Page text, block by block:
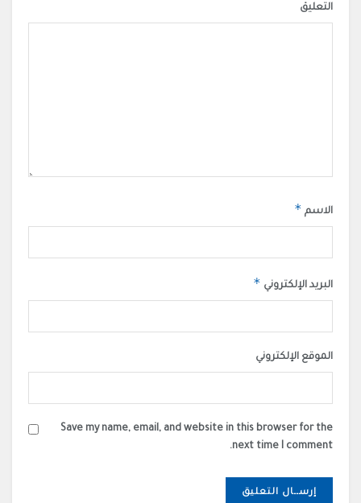
التعليق
الاسم *
البريد الإلكتروني *
الموقع الإلكتروني
Save my name, email, and website in this browser for the
next time I comment.